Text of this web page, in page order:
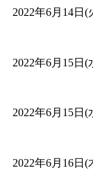
de
「
「
de
2022年6月14日(
2022年6月15日(
2022年6月15日(
2022年6月16日(